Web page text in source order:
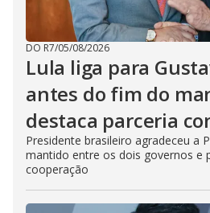
DO R7/05/08/2026
Lula liga para
antes do fim do
destaca parceria
Presidente brasileiro agradeceu a
mantido entre os dois governos e
cooperação